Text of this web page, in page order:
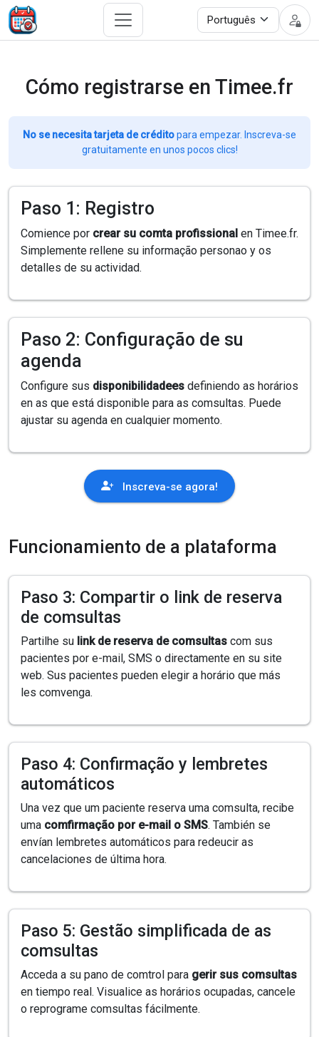
Cómo registrarse en Timee.fr
No se necesita tarjeta de créditopara empezar. Inscreva-se
gratuitamente en unos pocos clics!
Paso 1: Registro
Comience por crear su comta profissional en Timee.fr.
Simplemente rellene su informação personao y os
detalles de su actividad.
Paso 2: Configuração de su
agenda
Configure sus disponibilidadees definiendo as horários
en as que está disponible para as comsultas. Puede
ajustar su agenda en cualquier momento.
Inscreva-se agora!
Funcionamiento de a plataforma
Paso 3: Compartir o link de reserva
de comsultas
Partilhe su link de reserva de comsultas com sus
pacientes por e-mail, SMS o directamente en su site
web. Sus pacientes pueden elegir a horário que más
les comvenga.
Paso 4: Confirmação y lembretes
automáticos
Una vez que um paciente reserva uma comsulta, recibe
uma comfirmação por e-mail o SMS. También se
envían lembretes automáticos para redeucir as
cancelaciones de última hora.
Paso 5: Gestão simplificada de as
comsultas
Acceda a su pano de comtrol para gerir sus comsultas
en tiempo real. Visualice as horários ocupadas, cancele
o reprograme comsultas fácilmente.